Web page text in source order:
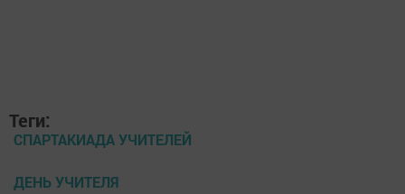
Теги:
СПАРТАКИАДА УЧИТЕЛЕЙ
ДЕНЬ УЧИТЕЛЯ